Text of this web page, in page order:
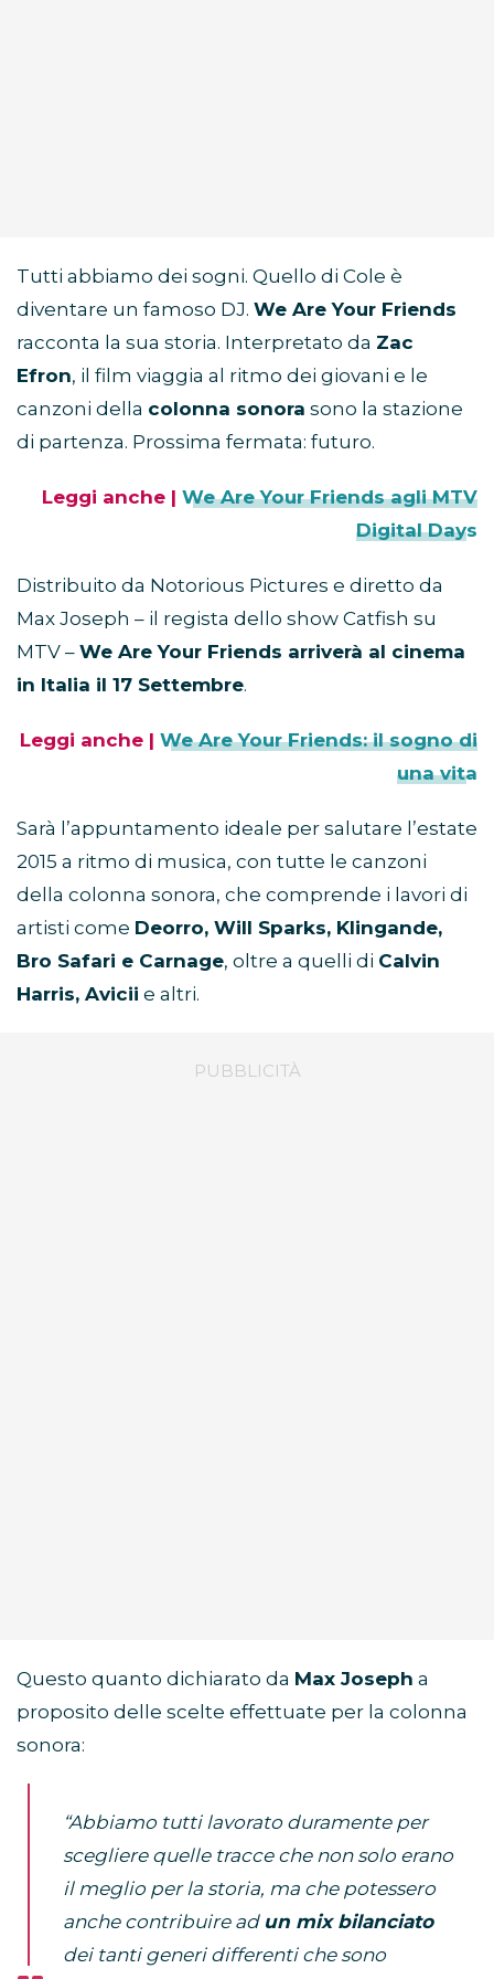
Tutti abbiamo dei sogni. Quello di Cole è
diventare un famoso DJ. We Are Your Friends
racconta la sua storia. Interpretato da Zac
Efron, il film viaggia al ritmo dei giovani e le
canzoni della colonna sonora sono la stazione
di partenza. Prossima fermata: futuro.
Leggi anche | We Are Your Friends agli MTV
Digital Days
Distribuito da Notorious Pictures e diretto da
Max Joseph – il regista dello show Catfish su
MTV – We Are Your Friends arriverà al cinema
in Italia il 17 Settembre.
Leggi anche | We Are Your Friends: il sogno di
una vita
Sarà l’appuntamento ideale per salutare l’estate
2015 a ritmo di musica, con tutte le canzoni
della colonna sonora, che comprende i lavori di
artisti come Deorro, Will Sparks, Klingande,
Bro Safari e Carnage, oltre a quelli di Calvin
Harris, Avicii e altri.
Questo quanto dichiarato da Max Joseph a
proposito delle scelte effettuate per la colonna
sonora:
“Abbiamo tutti lavorato duramente per
scegliere quelle tracce che non solo erano
il meglio per la storia, ma che potessero
anche contribuire ad un mix bilanciato
dei tanti generi differenti che sono